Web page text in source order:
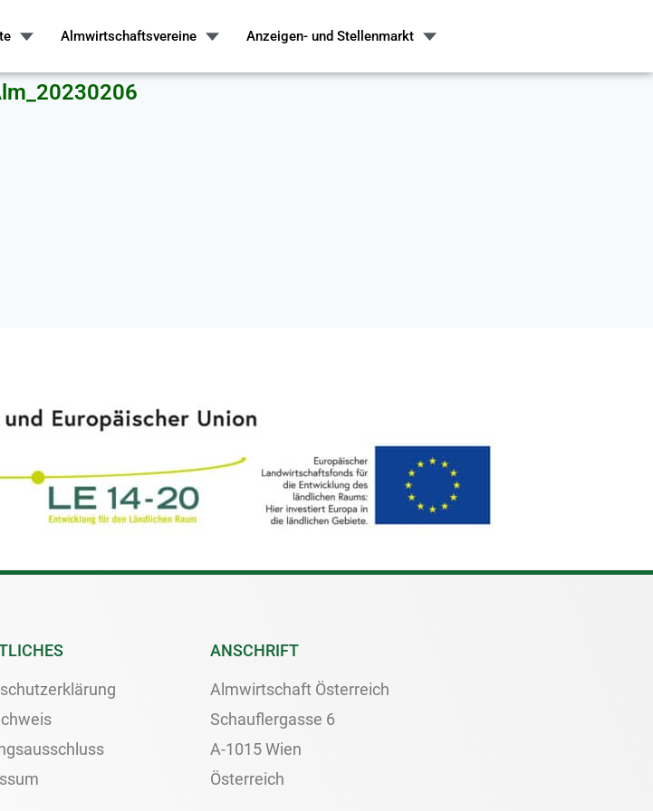
Almwirtschaftsvereine Anzeigen- und Stellenmarkt
ANSCHRIFT
Almwirtschaft Österreich
Schauflergasse 6
A-1015 Wien
Österreich